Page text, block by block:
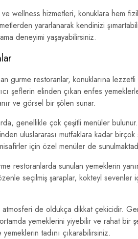
wellness hizmetleri, konuklara hem
yararlanarak kendinizi
deneyimi yaşayabilirsiniz.
gurme restoranlar, konuklarına
şeflerin elinden çıkan enfes
ve görsel bir şölen sunar.
genellikle çok çeşitli menüler
uluslararası mutfaklara kadar
için özel menüler de
restoranlarda sunulan yemeklerin
seçilmiş şaraplar, kokteyl sevenler
atmosferi de oldukça dikkat çekicidir.
yemeklerini yiyebilir ve rahat bir
tadını çıkarabilirsiniz.